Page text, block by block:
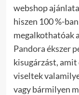
webshop
hiszen 100 %-
megalkothatóak
Pandora ékszer
kisugárzást, amit
viseltek
vagy bármilyen